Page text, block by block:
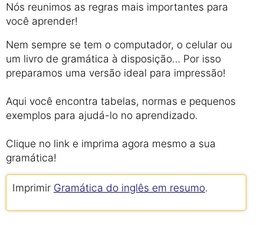
Nós reunimos as regras mais importantes para
você aprender!
Nem sempre se tem o computador, o celular ou
um livro de gramática à disposição… Por isso
preparamos uma versão ideal para impressão!
Aqui você encontra tabelas, normas e pequenos
exemplos para ajudá-lo no aprendizado.
Clique no link e imprima agora mesmo a sua
gramática!
Imprimir Gramática do inglês em resumo.